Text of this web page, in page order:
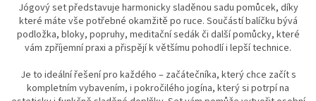
Jógový set představuje harmonicky sladěnou sadu pomůcek, díky
které máte vše potřebné okamžitě po ruce. Součástí balíčku bývá
podložka, bloky, popruhy, meditační sedák či další pomůcky, které
vám zpříjemní praxi a přispějí k většímu pohodlí i lepší technice.
Je to ideální řešení pro každého – začátečníka, který chce začít s
kompletním vybavením, i pokročilého jogína, který si potrpí na